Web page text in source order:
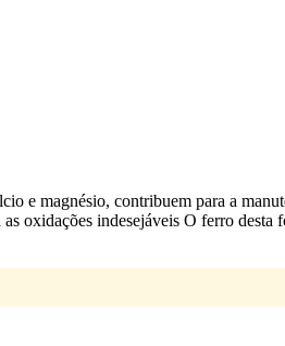
e magnésio, contribuem para a
oxidações indesejáveis O ferro